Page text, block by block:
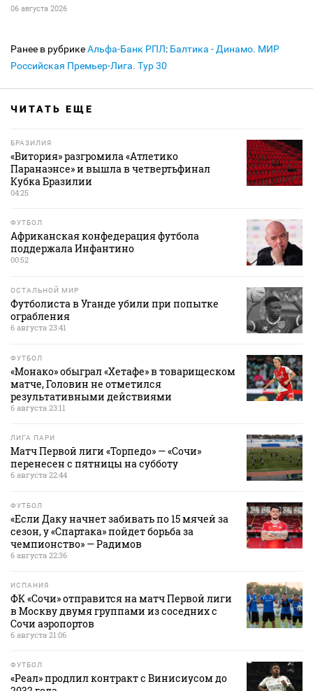
06 августа 2026
Ранее в рубрикеАльфа-Банк РПЛ: Балтика - Динамо. МИР
Российская Премьер-Лига. Тур 30
ЧИТАТЬ ЕЩЕ
БРАЗИЛИЯ
«Витория» разгромила «Атлетико
Паранаэнсе» и вышла в четвертьфинал
Кубка Бразилии
04:25
ФУТБОЛ
Африканская конфедерация футбола
поддержала Инфантино
00:52
ОСТАЛЬНОЙ МИР
Футболиста в Уганде убили при попытке
ограбления
6 августа 23:41
ФУТБОЛ
«Монако» обыграл «Хетафе» в товарищеском
матче, Головин не отметился
результативными действиями
6 августа 23:11
ЛИГА ПАРИ
Матч Первой лиги «Торпедо» — «Сочи»
перенесен с пятницы на субботу
6 августа 22:44
ФУТБОЛ
«Если Даку начнет забивать по 15 мячей за
сезон, у «Спартака» пойдет борьба за
чемпионство» — Радимов
6 августа 22:36
ИСПАНИЯ
ФК «Сочи» отправится на матч Первой лиги
в Москву двумя группами из соседних с
Сочи аэропортов
6 августа 21:06
ФУТБОЛ
«Реал» продлил контракт с Винисиусом до